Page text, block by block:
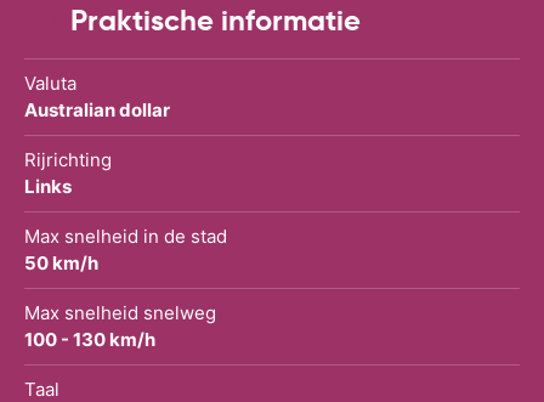
Praktische informatie
Valuta
Australian dollar
Rijrichting
Links
Max snelheid in de stad
50 km/h
Max snelheid snelweg
100 - 130 km/h
Taal